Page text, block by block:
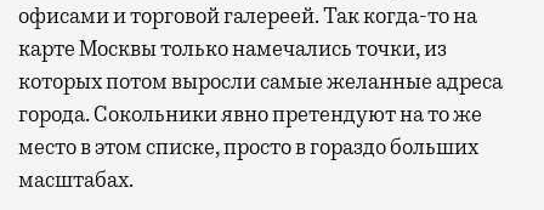
офисами и торговой галереей. Так когда-то на
карте Москвы только намечались точки, из
которых потом выросли самые желанные адреса
города. Сокольники явно претендуют на то же
место в этом списке, просто в гораздо больших
масштабах.